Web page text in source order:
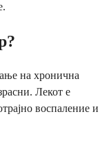
на хронична
Лекот е
воспаление и